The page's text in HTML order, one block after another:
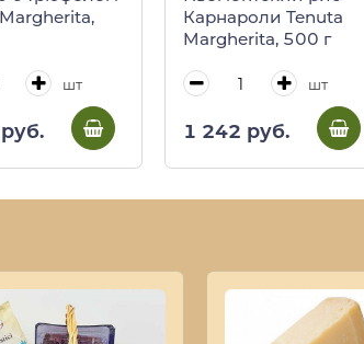
шт
Карнароли Tenuta
Margherita, 500 г
шт
1 242 руб.